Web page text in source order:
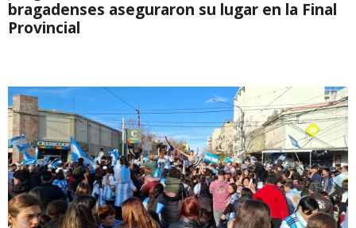
bragadenses aseguraron su lugar en la Final
Provincial